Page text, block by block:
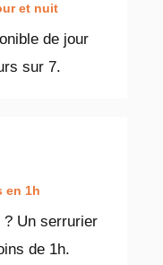
et nuit
de jour
sur 7.
en 1h
Un serrurier
de 1h.